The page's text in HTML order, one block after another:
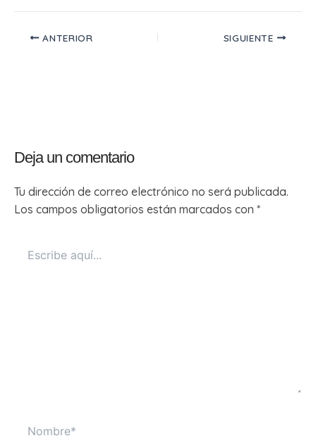
ANTERIOR SIGUIENTE
Deja un comentario
Tu dirección de correo electrónico no será publicada.
Los campos obligatorios están marcados con *
aquí...
Nombre*